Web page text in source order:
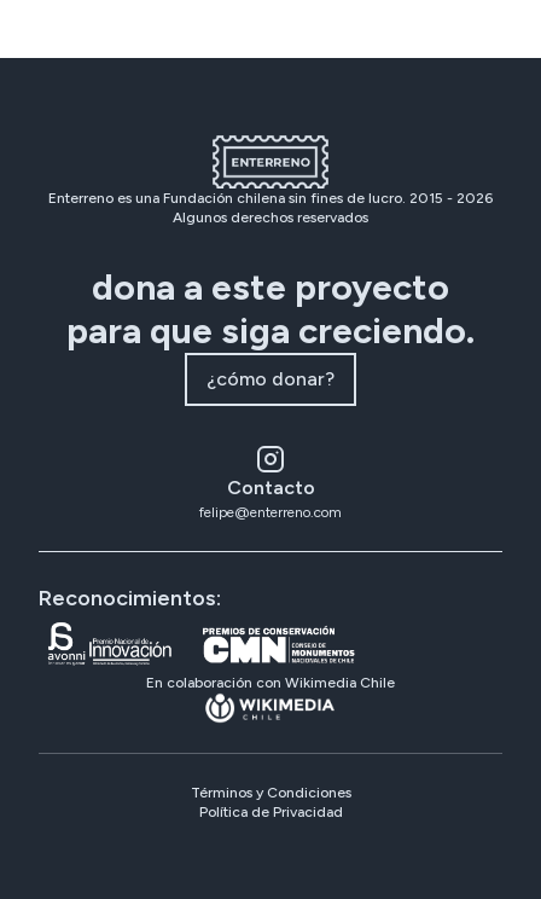
Enterreno es una Fundación chilena sin fines de lucro. 2015 - 2026
Algunos derechos reservados
dona a este proyecto
para que siga creciendo.
¿cómo donar?
Contacto
felipe@enterreno.com
Reconocimientos:
En colaboración con Wikimedia Chile
Términos y Condiciones
Política de Privacidad